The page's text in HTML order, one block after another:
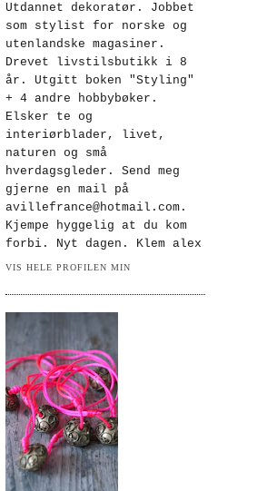
Utdannet dekoratør. Jobbet
som stylist for norske og
utenlandske magasiner.
Drevet livstilsbutikk i 8
år. Utgitt boken "Styling"
+ 4 andre hobbybøker.
Elsker te og
interiørblader, livet,
naturen og små
hverdagsgleder. Send meg
gjerne en mail på
avillefrance@hotmail.com.
Kjempe hyggelig at du kom
forbi. Nyt dagen. Klem alex
VIS HELE PROFILEN MIN